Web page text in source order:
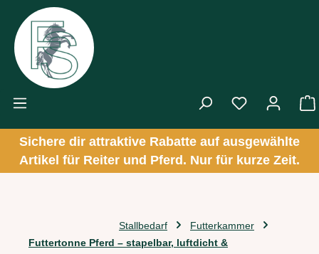
Zum Hauptinhalt springen
Sichere dir attraktive Rabatte auf ausgewählte
Artikel für Reiter und Pferd. Nur für kurze Zeit.
Stallbedarf
Futterkammer
Futtertonne Pferd – stapelbar, luftdicht &